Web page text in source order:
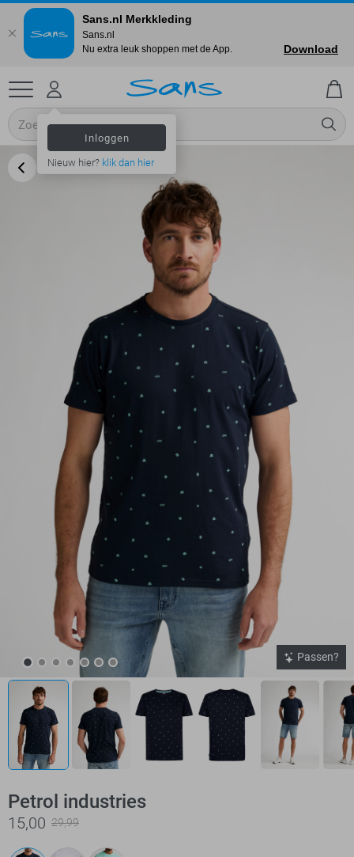
Inloggen
Nieuw hier? klik dan hier
Passen?
Petrol industries
15,00 29,99
Sans.nl Merkkleding
Sans.nl
Nu extra leuk shoppen met de App.
Download